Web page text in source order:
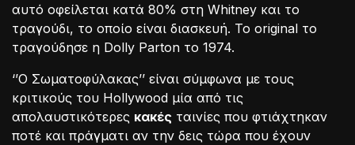
αυτό οφείλεται κατά 80% στη Whitney και το
τραγούδι, το οποίο είναι διασκευή. Το original το
τραγούδησε η Dolly Parton το 1974.
‘’Ο Σωματοφύλακας’’ είναι σύμφωνα με τους
κριτικούς του Hollywood μία από τις
απολαυστικότερες κακές ταινίες που φτιάχτηκαν
ποτέ και πράγματι αν την δεις τώρα που έχουν